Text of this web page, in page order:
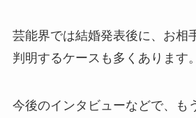
芸能界では結婚発表後に、お相
判明するケースも多くあります。
今後のインタビューなどで、も